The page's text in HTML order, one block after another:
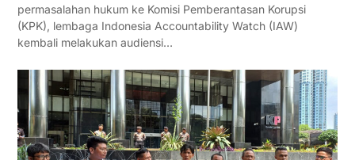
permasalahan hukum ke Komisi Pemberantasan Korupsi
(KPK), lembaga Indonesia Accountability Watch (IAW)
kembali melakukan audiensi…